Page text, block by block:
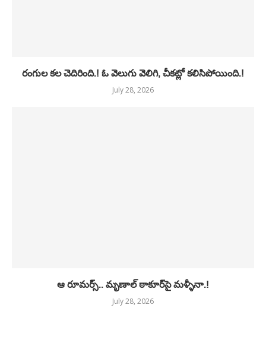
రంగుల కల చెదిరింది.! ఓ వెలుగు వెలిగి, చీకట్లో కలిసిపోయింది.!
July 28, 2026
ఆ రూమర్స్.. మృణాల్ ఠాకూర్‌పై మళ్ళీనా.!
July 28, 2026